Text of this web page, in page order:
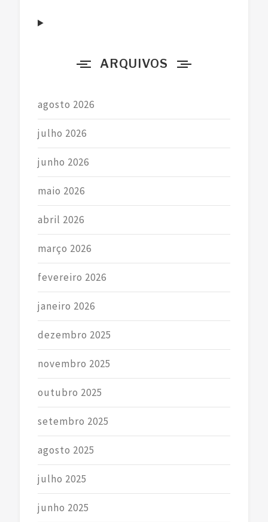
ARQUIVOS
agosto 2026
julho 2026
junho 2026
maio 2026
abril 2026
março 2026
fevereiro 2026
janeiro 2026
dezembro 2025
novembro 2025
outubro 2025
setembro 2025
agosto 2025
julho 2025
junho 2025